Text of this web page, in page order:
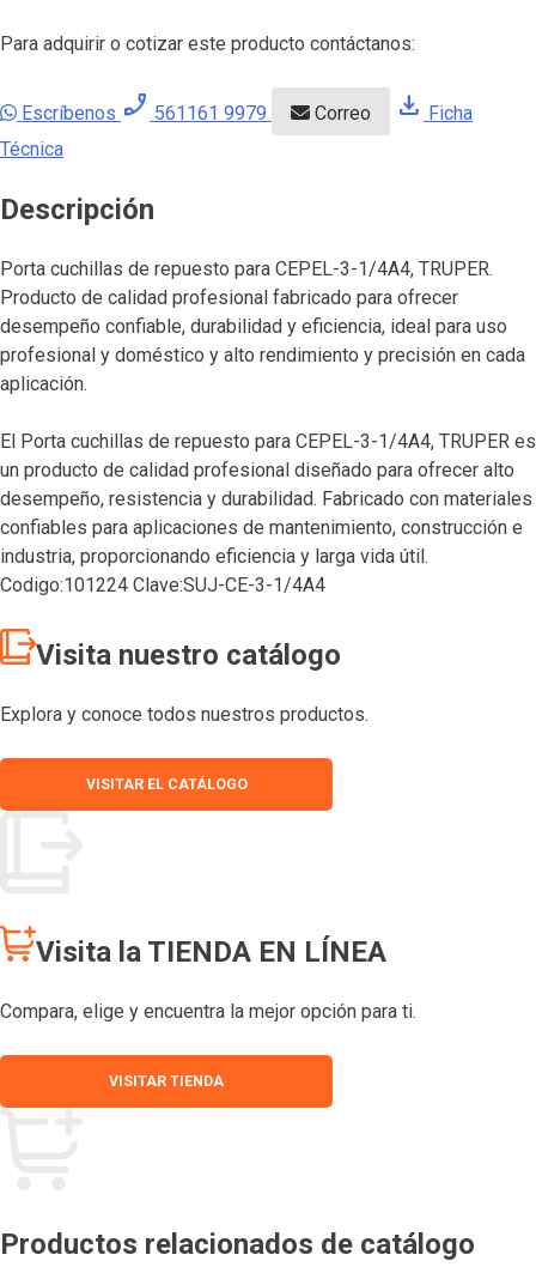
Para adquirir o cotizar este producto contáctanos:
Escríbenos phone_enabled 561161 9979 Correo download Ficha
Técnica
Descripción
Porta cuchillas de repuesto para CEPEL-3-1/4A4, TRUPER.
Producto de calidad profesional fabricado para ofrecer
desempeño confiable, durabilidad y eficiencia, ideal para uso
profesional y doméstico y alto rendimiento y precisión en cada
aplicación.
El Porta cuchillas de repuesto para CEPEL-3-1/4A4, TRUPER es
un producto de calidad profesional diseñado para ofrecer alto
desempeño, resistencia y durabilidad. Fabricado con materiales
confiables para aplicaciones de mantenimiento, construcción e
industria, proporcionando eficiencia y larga vida útil.
Codigo:101224 Clave:SUJ-CE-3-1/4A4
Visita nuestro catálogo
Explora y conoce todos nuestros productos.
VISITAR EL CATÁLOGO
Visita la TIENDA EN LÍNEA
Compara, elige y encuentra la mejor opción para ti.
VISITAR TIENDA
Productos relacionados de catálogo